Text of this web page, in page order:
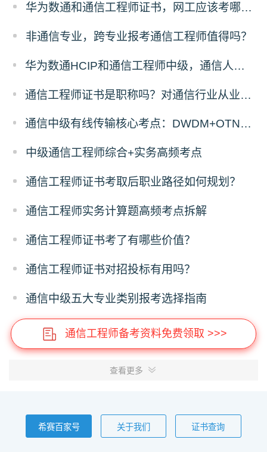
华为数通和通信工程师证书，网工应该考哪一个？
非通信专业，跨专业报考通信工程师值得吗？
华为数通HCIP和通信工程师中级，通信人优先考哪个？
通信工程师证书是职称吗？对通信行业从业者有什么用
通信中级有线传输核心考点：DWDM+OTN原理与计算题答题拆解
中级通信工程师综合+实务高频考点
通信工程师证书考取后职业路径如何规划？
通信工程师实务计算题高频考点拆解
通信工程师证书考了有哪些价值？
通信工程师证书对招投标有用吗？
通信中级五大专业类别报考选择指南
通信工程师备考资料免费领取 >>>
查看更多
希赛百家号 关于我们 证书查询